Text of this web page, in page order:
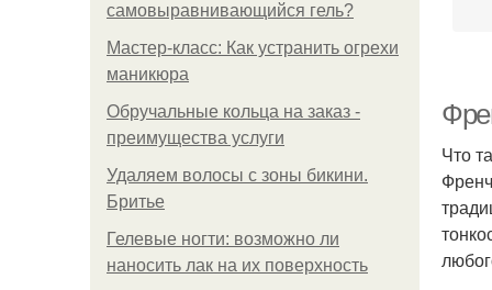
самовыравнивающийся гель?
Мастер-класс: Как устранить огрехи
маникюра
Обручальные кольца на заказ -
преимущества услуги
Удаляем волосы с зоны бикини.
Бритье
Гелевые ногти: возможно ли
наносить лак на их поверхность
Что